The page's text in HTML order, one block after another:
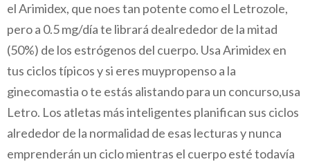
el Arimidex, que noes tan potente como el Letrozole,
pero a 0.5 mg/día te librará dealrededor de la mitad
(50%) de los estrógenos del cuerpo. Usa Arimidex en
tus ciclos típicos y si eres muypropenso a la
ginecomastia o te estás alistando para un concurso,usa
Letro. Los atletas más inteligentes planifican sus ciclos
alrededor de la normalidad de esas lecturas y nunca
emprenderán un ciclo mientras el cuerpo esté todavía